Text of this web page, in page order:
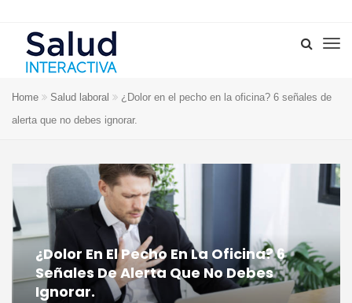
Home Salud laboral
¿Dolor en el pecho en la oficina? 6 señales de
alerta que no debes ignorar.
¿Dolor En El Pecho En La Oficina? 6
Señales De Alerta Que No Debes
Ignorar.